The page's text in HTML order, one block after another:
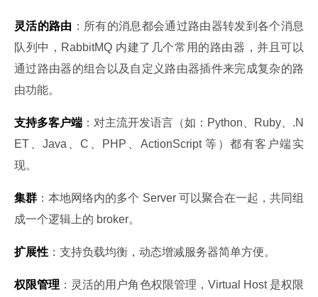
灵活的路由 ：所有的消息都会通过路由器转发到各个消息
队列中，RabbitMQ 内建了几个常用的路由器，并且可以
通过路由器的组合以及自定义路由器插件来完成复杂的路
由功能。
支持多客户端 ：对主流开发语言（如：Python、Ruby、.N
ET、Java、C、PHP、ActionScript 等）都有客户端实
现。
集群 ：本地网络内的多个 Server 可以聚合在一起，共同组
成一个逻辑上的 broker。
扩展性 ：支持负载均衡，动态增减服务器简单方便。
权限管理 ：灵活的用户角色权限管理，Virtual Host 是权限